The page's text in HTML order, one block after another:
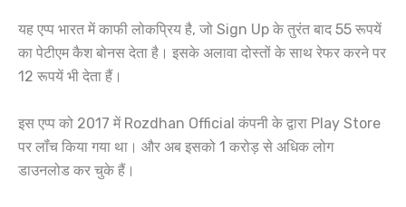
यह एप्प भारत में काफी लोकप्रिय है, जो Sign Up के तुरंत बाद 55 रूपयें
का पेटीएम कैश बोनस देता है। इसके अलावा दोस्तों के साथ रेफर करने पर
12 रूपयें भी देता हैं।
इस एप्प को 2017 में Rozdhan Official कंपनी के द्वारा Play Store
पर लॉंच किया गया था। और अब इसको 1 करोड़ से अधिक लोग
डाउनलोड कर चुके हैं।